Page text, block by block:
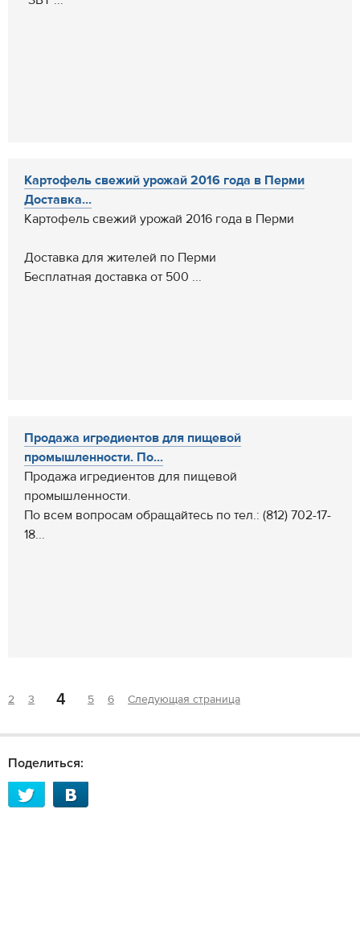
Картофель свежий урожай 2016 года в Перми
Доставка...
Картофель свежий урожай 2016 года в Перми
Доставка для жителей по Перми
Бесплатная доставка от 500 ...
Продажа игредиентов для пищевой
промышленности. По...
Продажа игредиентов для пищевой
промышленности.
По всем вопросам обращайтесь по тел.: (812) 702-17-
18...
2 3 4 5 6 Следующая страница
Поделиться: